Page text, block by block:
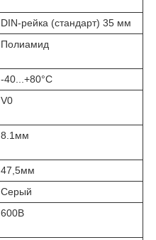
DIN-рейка (стандарт) 35 мм
Полиамид
-40...+80°C
V0
8.1 мм
47,5мм
Серый
600В